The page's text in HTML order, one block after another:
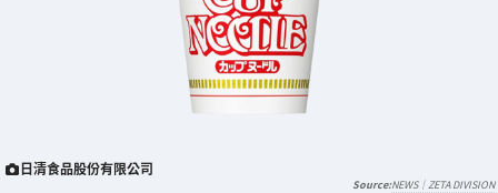
日清食品股份有限公司
NEWS｜ZETA DIVISION